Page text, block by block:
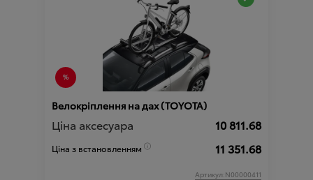
Велокріплення на дах (TOYOTA)
Ціна аксесуара 10 811.68
Ціна з встановленням 11 351.68
Артикул:N00000411